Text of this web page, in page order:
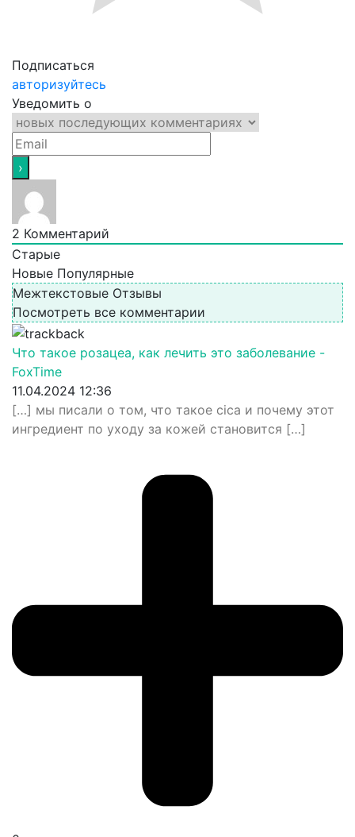
Подписаться
авторизуйтесь
Уведомить о
2 Комментарий
Старые
Новые Популярные
Межтекстовые Отзывы
Посмотреть все комментарии
Что такое розацеа, как лечить это заболевание -
FoxTime
11.04.2024 12:36
[…] мы писали о том, что такое cica и почему этот
ингредиент по уходу за кожей становится […]